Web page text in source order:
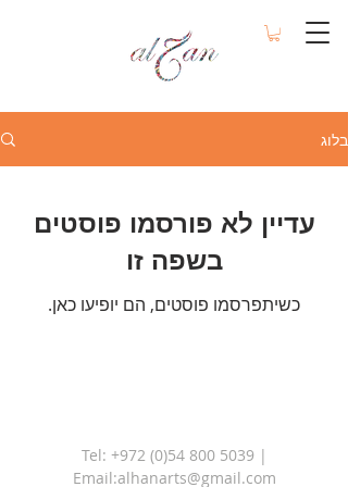
בלוג
עדיין לא פורסמו פוסטים
בשפה זו
כשיתפרסמו פוסטים, הם יופיעו כאן.
Tel: +972 (0)54 800 5039 |
Email:alhanarts@gmail.com